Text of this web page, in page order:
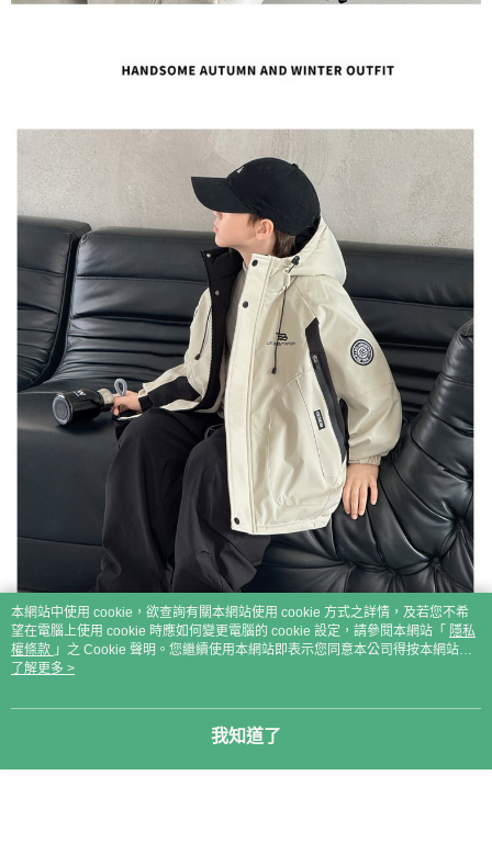
本網站中使用 cookie，欲查詢有關本網站使用 cookie 方式之詳情，及若您不希
望在電腦上使用 cookie 時應如何變更電腦的 cookie 設定，請參閱本網站「 隱私
權條款 」之 Cookie 聲明。您繼續使用本網站即表示您同意本公司得按本網站使
用條款之 Cookie 聲明使用 cookie。
了解更多 >
我知道了